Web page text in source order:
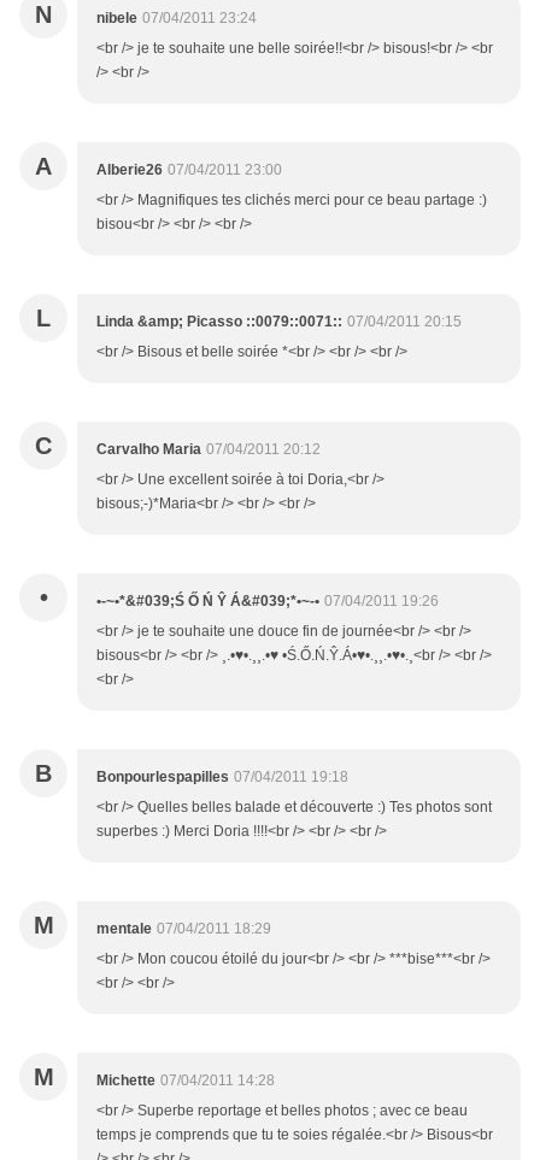
N nibele 07/04/2011 23:24
<br /> je te souhaite une belle soirée!!<br /> bisous!<br /> <br
/> <br />
A Alberie26 07/04/2011 23:00
<br /> Magnifiques tes clichés merci pour ce beau partage :)
bisou<br /> <br /> <br />
L Linda &amp; Picasso ::0079::0071:: 07/04/2011 20:15
<br /> Bisous et belle soirée *<br /> <br /> <br />
C Carvalho Maria 07/04/2011 20:12
<br /> Une excellent soirée à toi Doria,<br />
bisous;-)*Maria<br /> <br /> <br />
• •-~•*&#039;Ś Ő Ń Ŷ Á&#039;*•~-• 07/04/2011 19:26
<br /> je te souhaite une douce fin de journée<br /> <br />
bisous<br /> <br /> ¸.•♥•.¸¸.•♥ •Ś.Ő.Ń.Ŷ.Á•♥•.¸¸.•♥•.¸<br /> <br />
<br />
B Bonpourlespapilles 07/04/2011 19:18
<br /> Quelles belles balade et découverte :) Tes photos sont
superbes :) Merci Doria !!!!<br /> <br /> <br />
M mentale 07/04/2011 18:29
<br /> Mon coucou étoilé du jour<br /> <br /> ***bise***<br />
<br /> <br />
M Michette 07/04/2011 14:28
<br /> Superbe reportage et belles photos ; avec ce beau
temps je comprends que tu te soies régalée.<br /> Bisous<br